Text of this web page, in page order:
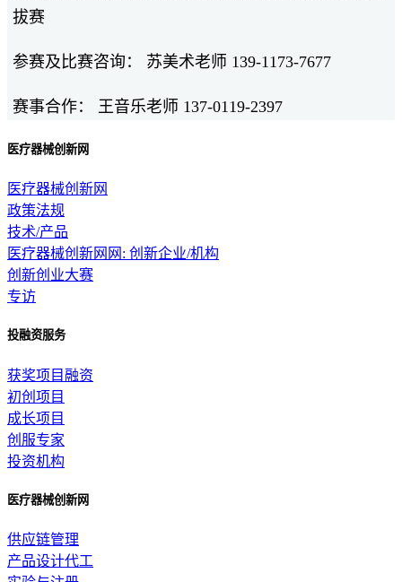
拔赛
参赛及比赛咨询： 苏美术老师 139-1173-7677
赛事合作： 王音乐老师 137-0119-2397
医疗器械创新网
医疗器械创新网
政策法规
技术/产品
医疗器械创新网网: 创新企业/机构
创新创业大赛
专访
投融资服务
获奖项目融资
初创项目
成长项目
创服专家
投资机构
医疗器械创新网
供应链管理
产品设计代工